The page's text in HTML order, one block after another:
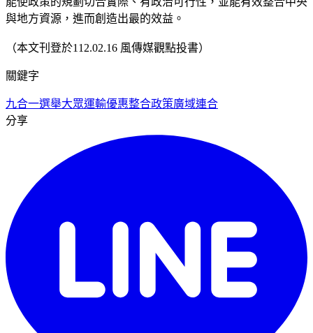
與地方資源，進而創造出最的效益。
（本文刊登於112.02.16 風傳媒觀點投書）
關鍵字
九合一選舉大眾運輸優惠整合政策廣域連合
分享